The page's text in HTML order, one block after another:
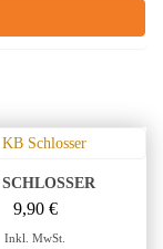
9,90 €
Inkl. MwSt.